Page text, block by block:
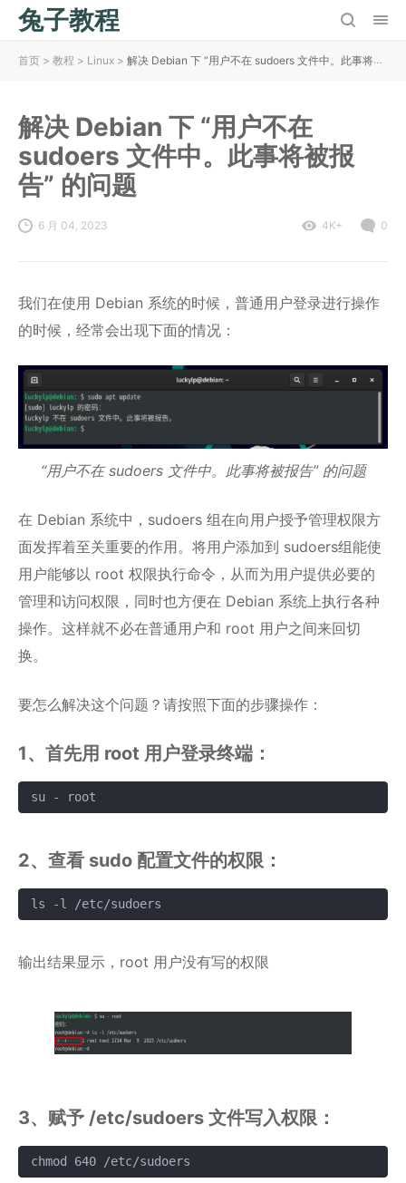
兔子教程
首页 > 教程 > Linux > 解决 Debian 下 “用户不在 sudoers 文件中。此事将被报告” 的问题
解决 Debian 下 “用户不在
sudoers 文件中。此事将被报
告” 的问题
6 月 04, 2023 4K+ 0
我们在使用 Debian 系统的时候，普通用户登录进行操作
的时候，经常会出现下面的情况：
“用户不在 sudoers 文件中。此事将被报告” 的问题
在 Debian 系统中，sudoers 组在向用户授予管理权限方
面发挥着至关重要的作用。将用户添加到 sudoers组能使
用户能够以 root 权限执行命令，从而为用户提供必要的
管理和访问权限，同时也方便在 Debian 系统上执行各种
操作。这样就不必在普通用户和 root 用户之间来回切
换。
要怎么解决这个问题？请按照下面的步骤操作：
1、首先用 root 用户登录终端：
su - root
2、查看 sudo 配置文件的权限：
ls -l /etc/sudoers
输出结果显示，root 用户没有写的权限
3、赋予 /etc/sudoers 文件写入权限：
chmod 640 /etc/sudoers